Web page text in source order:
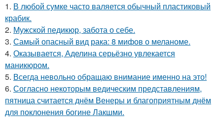
1. В любой сумке часто валяется обычный пластиковый
крабик.
2. Мужской педикюр, забота о себе.
3. Самый опасный вид рака: 8 мифов о меланоме.
4. Оказывается, Аделина серьёзно увлекается
маникюром.
5. Всегда невольно обращаю внимание именно на это!
6. Согласно некоторым ведическим представлениям,
пятница считается днём Венеры и благоприятным днём
для поклонения богине Лакшми.